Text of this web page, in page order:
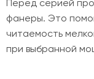
Перед серией
фанеры. Это
читаемость
при выбранной